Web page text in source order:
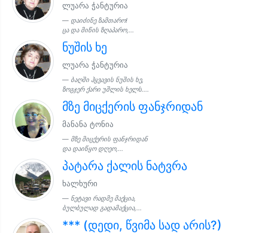
ლუარა ჭანტურია
დაიძინე ზამთარო!
ცა და მიწის ზღაპარო,...
ნუშის ხე
ლუარა ჭანტურია
ბაღში ჰყვავის ნუშის ხე,
ზოგჯერ ქარი უშლის ხელს....
მზე მიცქერის ფანჯრიდან
მანანა ტონია
მზე მიცქერის ფანჯრიდან
და დაიწყო დღეო,...
პატარა ქალის ნატვრა
ხალხური
ნეტავი რადმე მაქცია,
ბულბულად გადამაქცია,...
*** (დედი, წვიმა სად არის?)